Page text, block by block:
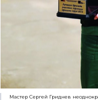
Мастер Сергей Гриднев